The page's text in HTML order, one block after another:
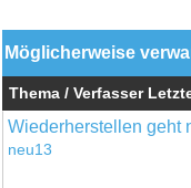
Möglicherweise
Thema / Verfasser
Wiederherstellen geht
neu13